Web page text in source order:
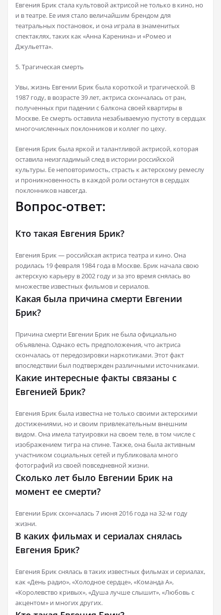
Евгения Брик стала культовой актрисой не только в кино, но
и в театре. Ее имя стало величайшим брендом для
театральных постановок, и она играла в знаменитых
спектаклях, таких как «Анна Каренина» и «Ромео и
Джульетта».
5. Трагическая смерть
Увы, жизнь Евгении Брик была короткой и трагической. В
1987 году, в возрасте 39 лет, актриса скончалась от ран,
полученных при падении с балкона своей квартиры в
Москве. Ее смерть оставила незабываемую пустоту в сердцах
многочисленных поклонников и коллег по цеху.
Евгения Брик была яркой и талантливой актрисой, которая
оставила неизгладимый след в истории российской
культуры. Ее неповторимость, страсть к актерскому ремеслу
и проникновенность в каждой роли останутся в сердцах
поклонников навсегда.
Вопрос-ответ:
Кто такая Евгения Брик?
Евгения Брик — российская актриса театра и кино. Она
родилась 19 февраля 1984 года в Москве. Брик начала свою
актерскую карьеру в 2002 году и за это время снялась во
множестве известных фильмов и сериалов.
Какая была причина смерти Евгении
Брик?
Причина смерти Евгении Брик не была официально
объявлена. Однако есть предположения, что актриса
скончалась от передозировки наркотиками. Этот факт
впоследствии был подтвержден различными источниками.
Какие интересные факты связаны с
Евгенией Брик?
Евгения Брик была известна не только своими актерскими
достижениями, но и своим привлекательным внешним
видом. Она имела татуировки на своем теле, в том числе с
изображением тигра на спине. Также, она была активным
участником социальных сетей и публиковала много
фотографий из своей повседневной жизни.
Сколько лет было Евгении Брик на
момент ее смерти?
Евгении Брик скончалась 7 июня 2016 года на 32-м году
жизни.
В каких фильмах и сериалах снялась
Евгения Брик?
Евгения Брик снялась в таких известных фильмах и сериалах,
как «День радио», «Холодное сердце», «Команда А»,
«Королевство кривых», «Душа лучше слышит», «Любовь с
акцентом» и многих других.